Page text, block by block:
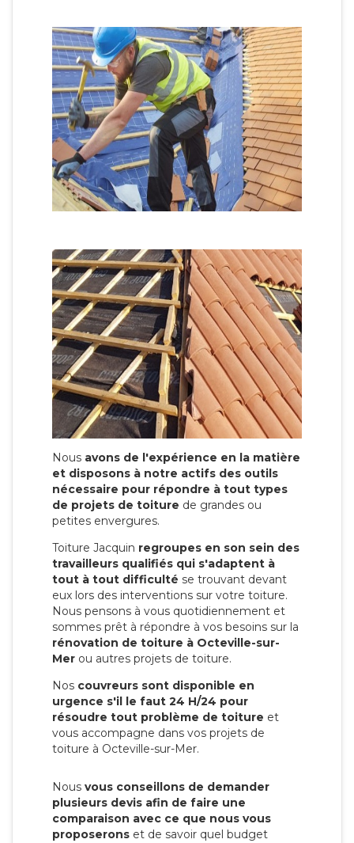
Nous avons de l'expérience en la matière
et disposons à notre actifs des outils
nécessaire pour répondre à tout types
de projets de toiture de grandes ou
petites envergures.
Toiture Jacquin regroupes en son sein des
travailleurs qualifiés qui s'adaptent à
tout à tout difficulté se trouvant devant
eux lors des interventions sur votre toiture.
Nous pensons à vous quotidiennement et
sommes prêt à répondre à vos besoins sur la
rénovation de toiture à Octeville-sur-
Mer ou autres projets de toiture.
Nos couvreurs sont disponible en
urgence s'il le faut 24 H/24 pour
résoudre tout problème de toiture et
vous accompagne dans vos projets de
toiture à Octeville-sur-Mer.
Nous vous conseillons de demander
plusieurs devis afin de faire une
comparaison avec ce que nous vous
proposerons et de savoir quel budget